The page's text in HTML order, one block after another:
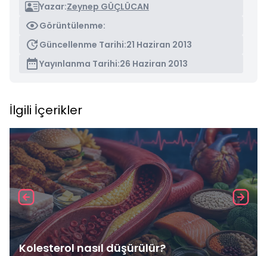
Yazar:Zeynep GÜÇLÜCAN
Görüntülenme:
Güncellenme Tarihi:21 Haziran 2013
Yayınlanma Tarihi:26 Haziran 2013
İlgili İçerikler
Kolesterol nasıl düşürülür?